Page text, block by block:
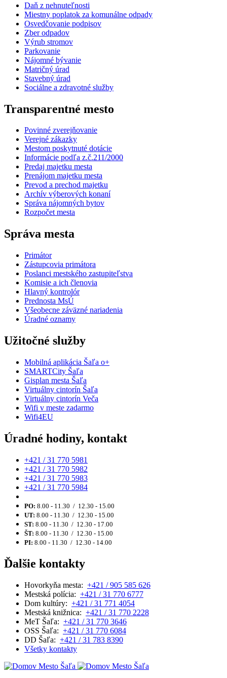
Daň z nehnuteľnosti
Miestny poplatok za komunálne odpady
Osvedčovanie podpisov
Zber odpadov
Výrub stromov
Parkovanie
Nájomné bývanie
Matričný úrad
Stavebný úrad
Sociálne a zdravotné služby
Transparentné mesto
Povinné zverejňovanie
Verejné zákazky
Mestom poskytnuté dotácie
Informácie podľa z.č.211/2000
Predaj majetku mesta
Prenájom majetku mesta
Prevod a prechod majetku
Archív výberových konaní
Správa nájomných bytov
Rozpočet mesta
Správa mesta
Primátor
Zástupcovia primátora
Poslanci mestského zastupiteľstva
Komisie a ich členovia
Hlavný kontrolór
Prednosta MsÚ
Všeobecne záväzné nariadenia
Úradné oznamy
Užitočné služby
Mobilná aplikácia Šaľa o+
SMARTCity Šaľa
Gisplan mesta Šaľa
Virtuálny cintorín Šaľa
Virtuálny cintorín Veča
Wifi v meste zadarmo
Wifi4EU
Úradné hodiny, kontakt
+421 / 31 770 5981
+421 / 31 770 5982
+421 / 31 770 5983
+421 / 31 770 5984
PO: 8.00 - 11.30 / 12.30 - 15.00
UT: 8.00 - 11.30 / 12.30 - 15.00
ST: 8.00 - 11.30 / 12.30 - 17.00
ŠT: 8.00 - 11.30 / 12.30 - 15.00
PI: 8.00 - 11.30 / 12.30 - 14.00
Ďalšie kontakty
Hovorkyňa mesta: +421 / 905 585 626
Mestská polícia: +421 / 31 770 6777
Dom kultúry: +421 / 31 771 4054
Mestská knižnica: +421 / 31 770 2228
MeT Šaľa: +421 / 31 770 3646
OSS Šaľa: +421 / 31 770 6084
DD Šaľa: +421 / 31 783 8390
Všetky kontakty